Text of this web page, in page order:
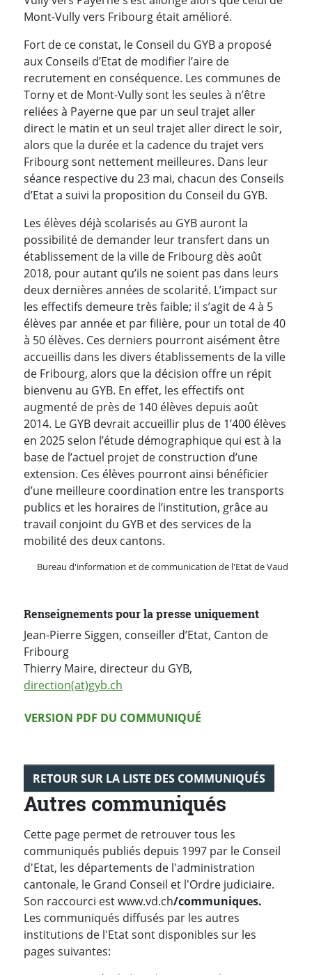
Mont-Vully vers Fribourg était amélioré.
Fort de ce constat, le Conseil du GYB a proposé
aux Conseils d’Etat de modifier l’aire de
recrutement en conséquence. Les communes de
Torny et de Mont-Vully sont les seules à n’être
reliées à Payerne que par un seul trajet aller
direct le matin et un seul trajet aller direct le soir,
alors que la durée et la cadence du trajet vers
Fribourg sont nettement meilleures. Dans leur
séance respective du 23 mai, chacun des Conseils
d’Etat a suivi la proposition du Conseil du GYB.
Les élèves déjà scolarisés au GYB auront la
possibilité de demander leur transfert dans un
établissement de la ville de Fribourg dès août
2018, pour autant qu’ils ne soient pas dans leurs
deux dernières années de scolarité. L’impact sur
les effectifs demeure très faible; il s’agit de 4 à 5
élèves par année et par filière, pour un total de 40
à 50 élèves. Ces derniers pourront aisément être
accueillis dans les divers établissements de la ville
de Fribourg, alors que la décision offre un répit
bienvenu au GYB. En effet, les effectifs ont
augmenté de près de 140 élèves depuis août
2014. Le GYB devrait accueillir plus de 1’400 élèves
en 2025 selon l’étude démographique qui est à la
base de l’actuel projet de construction d’une
extension. Ces élèves pourront ainsi bénéficier
d’une meilleure coordination entre les transports
publics et les horaires de l’institution, grâce au
travail conjoint du GYB et des services de la
mobilité des deux cantons.
Bureau d'information et de communication de l'Etat de Vaud
Renseignements pour la presse uniquement
Jean-Pierre Siggen, conseiller d’Etat, Canton de
Fribourg
Thierry Maire, directeur du GYB,
direction(at)gyb.ch
Version PDF
VERSION PDF DU COMMUNIQUÉ
RETOUR SUR LA LISTE DES COMMUNIQUÉS
Autres communiqués
Cette page permet de retrouver tous les
communiqués publiés depuis 1997 par le Conseil
d'Etat, les départements de l'administration
cantonale, le Grand Conseil et l'Ordre judiciaire.
Son raccourci est www.vd.ch/communiques.
Les communiqués diffusés par les autres
institutions de l'Etat sont disponibles sur les
pages suivantes: